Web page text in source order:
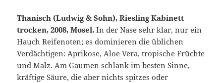
Thanisch (Ludwig & Sohn), Riesling Kabinett
trocken, 2008, Mosel. In der Nase sehr klar, nur ein
Hauch Reifenoten; es dominieren die üblichen
Verdächtigen: Aprikose, Aloe Vera, tropische Früchte
und Malz. Am Gaumen schlank im besten Sinne,
kräftige Säure, die aber nichts spitzes oder